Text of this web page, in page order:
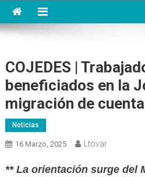
COJEDES |
beneficiados en la
migración de
Noticias
16 Marzo, 2025 Ltovar
** La orientación surge del